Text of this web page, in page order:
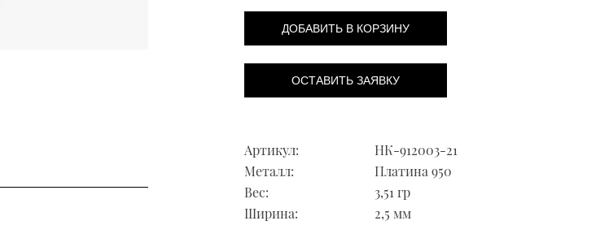
ДОБАВИТЬ В КОРЗИНУ
ОСТАВИТЬ ЗАЯВКУ
Артикул:
НК-912003-21
Металл:
Платина 950
Вес:
3,51 гр
Ширина:
2,5 мм